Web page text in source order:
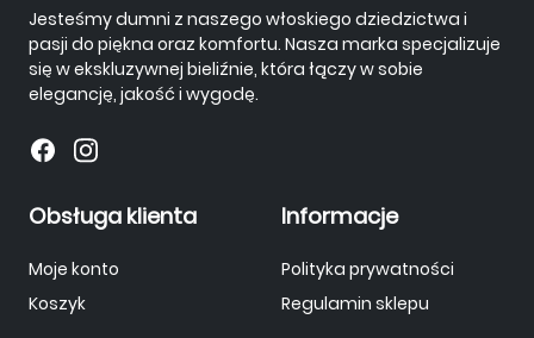
Jesteśmy dumni z naszego włoskiego dziedzictwa i
pasji do piękna oraz komfortu. Nasza marka specjalizuje
się w ekskluzywnej bieliźnie, która łączy w sobie
elegancję, jakość i wygodę.
Obsługa klienta
Moje konto
Koszyk
Informacje
Polityka prywatności
Regulamin sklepu